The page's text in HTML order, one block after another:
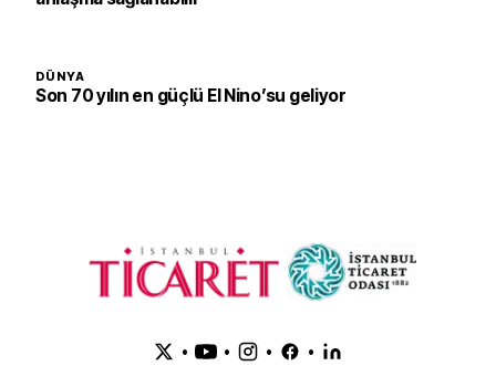
DÜNYA
Son 70 yılın en güçlü El Nino’su geliyor
• • • •